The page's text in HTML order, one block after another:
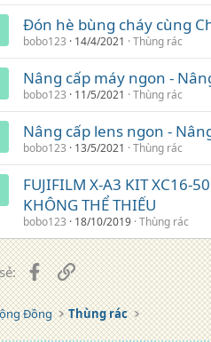
Đón hè bùng cháy cùng
bobo123 14/4/2021 Thùng rác
Nâng cấp máy ngon -
bobo123 11/5/2021 Thùng rác
Nâng cấp lens ngon -
bobo123 13/5/2021 Thùng rác
FUJIFILM X-A3 KIT XC16-
KHÔNG THỂ THIẾU
bobo123 18/10/2019 Thùng rác
Facebook
Liên kết
Đồng Thùng rác